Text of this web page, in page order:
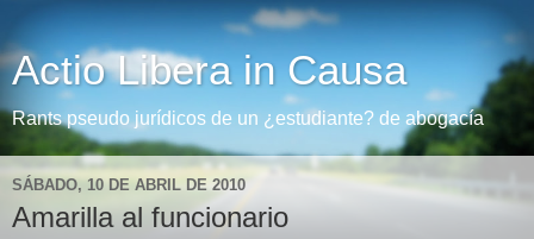
Actio Libera in Causa
Rants pseudo jurídicos de un ¿estudiante? de abogacía
SÁBADO, 10 DE ABRIL DE 2010
Amarilla al funcionario